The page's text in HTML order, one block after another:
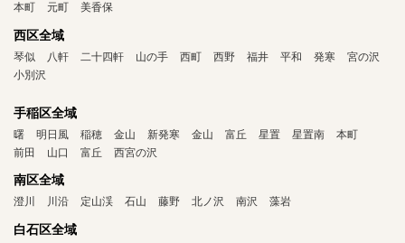
本町
元町 美香保
西区全域
琴似 八軒 二十四軒 山の手 西町 西野 福井 平和 発寒
宮の沢
小別沢
手稲区全域
曙 明日風 稲穂 金山 新発寒 金山 富丘 星置 星置南
本町
前田
山口 富丘 西宮の沢
南区全域
澄川 川沿 定山渓 石山 藤野 北ノ沢 南沢 藻岩
白石区全域